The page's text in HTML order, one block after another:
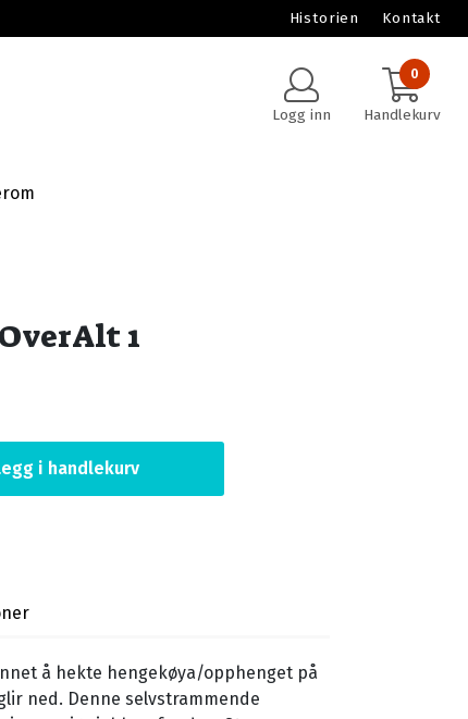
Historien Kontakt
Logg inn
0
Handlekurv
1
i handlekurv
å hekte hengekøya/opphenget på
ned. Denne selvstrammende